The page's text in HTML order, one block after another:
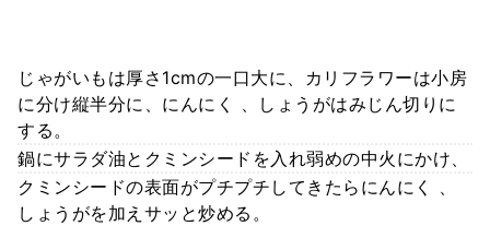
じゃがいもは厚さ1cmの一口大に、カリフラワーは小房
に分け縦半分に、にんにく 、しょうがはみじん切りに
する。
鍋にサラダ油とクミンシードを入れ弱めの中火にかけ、
クミンシードの表面がプチプチしてきたらにんにく 、
しょうがを加えサッと炒める。